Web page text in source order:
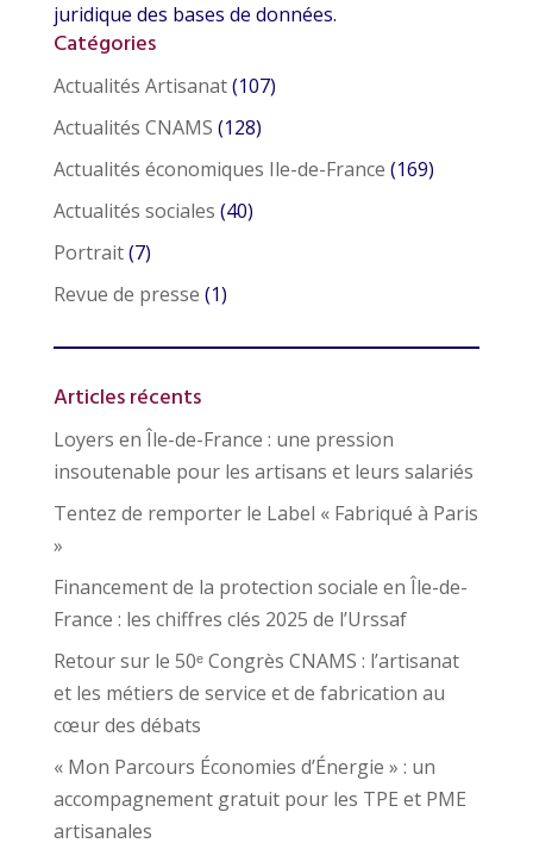
juridique des bases de données.
Catégories
Actualités Artisanat(107)
Actualités CNAMS (128)
Actualités économiques Ile-de-France (169)
Actualités sociales (40)
Portrait(7)
Revue de presse (1)
Articles récents
Loyers en Île-de-France : une pression
insoutenable pour les artisans et leurs salariés
Tentez de remporter le Label « Fabriqué à Paris
»
Financement de la protection sociale en Île-de-
France : les chiffres clés 2025 de l’Urssaf
Retour sur le 50ᵉ Congrès CNAMS : l’artisanat
et les métiers de service et de fabrication au
cœur des débats
« Mon Parcours Économies d’Énergie » : un
accompagnement gratuit pour les TPE et PME
artisanales